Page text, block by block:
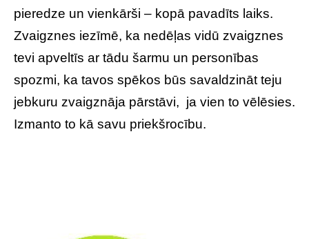
pieredze un vienkārši – kopā pavadīts laiks.
Zvaigznes iezīmē, ka nedēļas vidū zvaigznes
tevi apveltīs ar tādu šarmu un personības
spozmi, ka tavos spēkos būs savaldzināt teju
jebkuru zvaigznāja pārstāvi, ja vien to vēlēsies.
Izmanto to kā savu priekšrocību.